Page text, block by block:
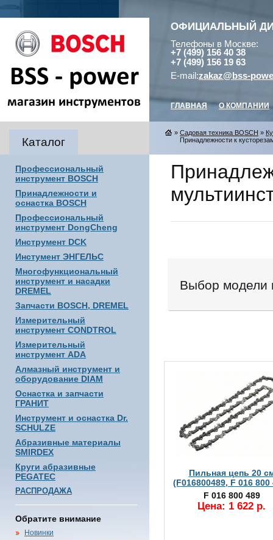
ОФИЦИАЛЬНЫЙ
Телефоны в Москве:
+7 (499) 156 40 38
+7 (499) 156 19 63
E-mail:zakaz@bss-
ГЛАВНАЯ О КОМПАНИИ
Каталог
Профессиональный
инструмент BOSCH
Принадлежности и
оснастка BOSCH
Профессиональный
инструмент DongCheng
Инструмент DCK
Инстумент ЭНГЕЛЬС
Многофункциональный
инструмент и насадки
DREMEL
Запчасти BOSCH, DREMEL
Измерительный
инструмент CONDTROL
Измерительный
инструмент ADA
Алмазный инструмент и
оборудование DIAM
Оснастка и запчасти
ГРАНИТ
Инструмент и оснастка Dr.
SCHULZE
Абразивные материалы
SMIRDEX
Круги абразивные
PEGATEC
РАСПРОДАЖА
Обратите внимание
Новинки
» Садовая техника BOSCH »
Принадлежности к
Выбор модели
Пильная цепь 20
(F016800489, F 016 800
F 016 800 489
Цена: 1 622 р.